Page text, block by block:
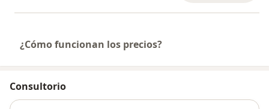
¿Cómo funcionan los precios?
Consultorio